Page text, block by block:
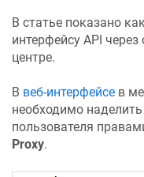
В статье показано
интерфейсу API
центре.
В веб-интерфейсе в
необходимо
пользователя
Proxy.